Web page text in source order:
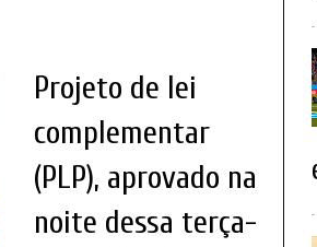
Projeto de lei
complementar
(PLP), aprovado na
noite dessa terça-